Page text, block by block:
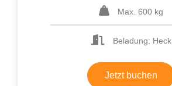
Max. 600 kg
Beladung: Heck
Jetzt buchen